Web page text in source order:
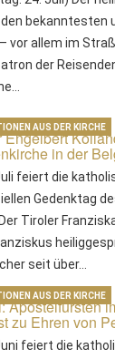
bekanntesten
vor allem im
der
in der
feiert die
Gedenktag
Tiroler
seit über…
AUS DER KIRCHE
Apostelfürsten
zu Ehren von
feiert die
AUS DER KIRCHE